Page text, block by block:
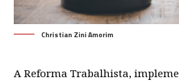
Christian Zini Amorim
A Reforma Trabalhista,